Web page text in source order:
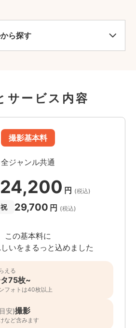
ら探す
サービス内容
撮影基本料
全ジャンル共通
24,200 円 (税込)
29,700 円 (税込)
この基本料に
いをまるっと込めました
える
75枚~
フォトは40枚以上
安)撮影
など含みます